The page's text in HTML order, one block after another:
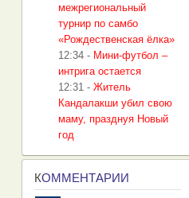
межрегиональный
турнир по самбо
«Рождественская ёлка»
12:34 - Мини-футбол –
интрига остается
12:31 - Житель
Кандалакши убил свою
маму, празднуя Новый
год
КОММЕНТАРИИ